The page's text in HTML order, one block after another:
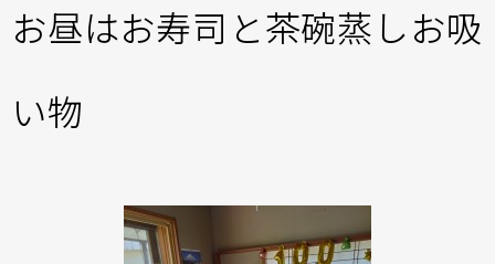
お昼はお寿司と茶碗蒸しお吸
い物